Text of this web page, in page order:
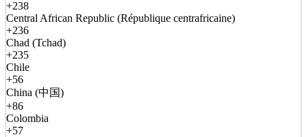
+238
Central African Republic (République centrafricaine)
+236
Chad (Tchad)
+235
Chile
+56
China (中国)
+86
Colombia
+57